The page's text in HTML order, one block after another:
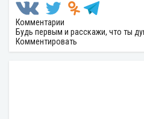
Комментарии
Будь первым и расскажи, что ты
Комментировать